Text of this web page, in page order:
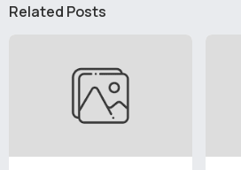
Related Posts